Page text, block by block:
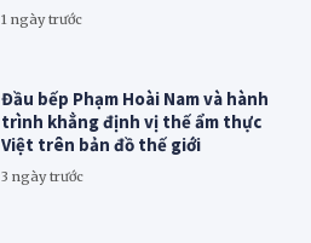
1 ngày trước
Đầu bếp Phạm Hoài Nam và hành
trình khẳng định vị thế ẩm thực
Việt trên bản đồ thế giới
3 ngày trước